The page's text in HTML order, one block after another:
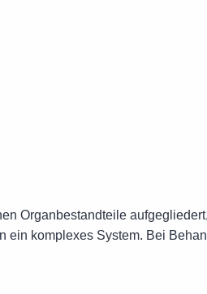
Organbestandteile
komplexes System. Bei